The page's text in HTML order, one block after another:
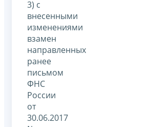
3) с
внесенными
изменениями
взамен
направленных
ранее
письмом
ФНС
России
от
30.06.2017